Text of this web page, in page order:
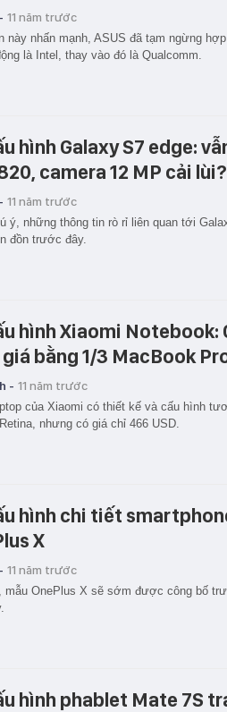
11 năm trước
này nhấn mạnh, ASUS đã tạm ngừng
là Intel, thay vào đó là Qualcomm.
hình Galaxy S7 edge:
camera 12 MP cải lùi?
11 năm trước
ý, những thông tin rò rỉ liên quan tới
đồn trước đây.
hình Xiaomi Notebook:
giá bằng 1/3 MacBook
- 11 năm trước
của Xiaomi có thiết kế và cấu hình
nhưng có giá chỉ 466 USD.
hình chi tiết
X
11 năm trước
mẫu OnePlus X sẽ sớm được công bố
hình phablet Mate 7S